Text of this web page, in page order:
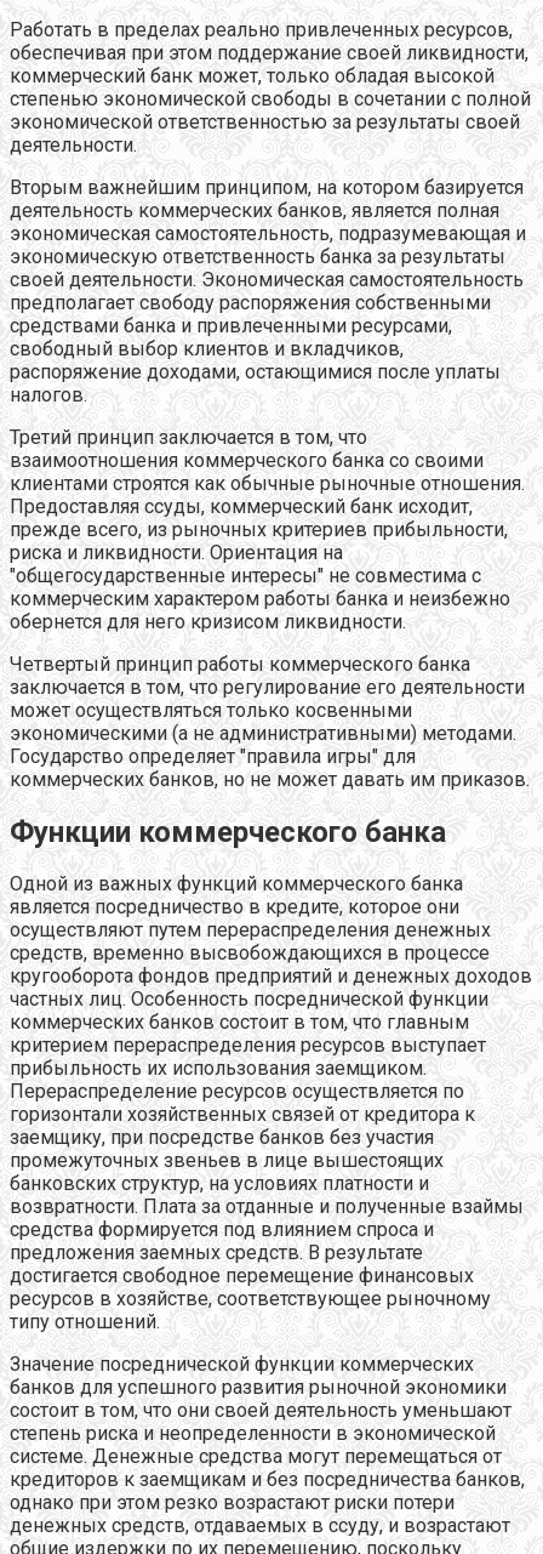
Работать в пределах реально привлеченных ресурсов,
обеспечивая при этом поддержание своей ликвидности,
коммерческий банк может, только обладая высокой
степенью экономической свободы в сочетании с полной
экономической ответственностью за результаты своей
деятельности.
Вторым важнейшим принципом, на котором базируется
деятельность коммерческих банков, является полная
экономическая самостоятельность, подразумевающая и
экономическую ответственность банка за результаты
своей деятельности. Экономическая самостоятельность
предполагает свободу распоряжения собственными
средствами банка и привлеченными ресурсами,
свободный выбор клиентов и вкладчиков,
распоряжение доходами, остающимися после уплаты
налогов.
Третий принцип заключается в том, что
взаимоотношения коммерческого банка со своими
клиентами строятся как обычные рыночные отношения.
Предоставляя ссуды, коммерческий банк исходит,
прежде всего, из рыночных критериев прибыльности,
риска и ликвидности. Ориентация на
"общегосударственные интересы" не совместима с
коммерческим характером работы банка и неизбежно
обернется для него кризисом ликвидности.
Четвертый принцип работы коммерческого банка
заключается в том, что регулирование его деятельности
может осуществляться только косвенными
экономическими (а не административными) методами.
Государство определяет "правила игры" для
коммерческих банков, но не может давать им приказов.
Функции коммерческого банка
Одной из важных функций коммерческого банка
является посредничество в кредите, которое они
осуществляют путем перераспределения денежных
средств, временно высвобождающихся в процессе
кругооборота фондов предприятий и денежных доходов
частных лиц. Особенность посреднической функции
коммерческих банков состоит в том, что главным
критерием перераспределения ресурсов выступает
прибыльность их использования заемщиком.
Перераспределение ресурсов осуществляется по
горизонтали хозяйственных связей от кредитора к
заемщику, при посредстве банков без участия
промежуточных звеньев в лице вышестоящих
банковских структур, на условиях платности и
возвратности. Плата за отданные и полученные взаймы
средства формируется под влиянием спроса и
предложения заемных средств. В результате
достигается свободное перемещение финансовых
ресурсов в хозяйстве, соответствующее рыночному
типу отношений.
Значение посреднической функции коммерческих
банков для успешного развития рыночной экономики
состоит в том, что они своей деятельность уменьшают
степень риска и неопределенности в экономической
системе. Денежные средства могут перемещаться от
кредиторов к заемщикам и без посредничества банков,
однако при этом резко возрастают риски потери
денежных средств, отдаваемых в ссуду, и возрастают
общие издержки по их перемещению, поскольку